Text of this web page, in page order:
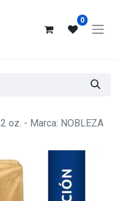
0
oz. - Marca: NOBLEZA